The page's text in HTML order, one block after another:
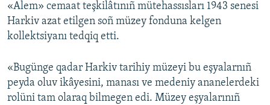
«Alem» cemaat teşkilâtınıñ mütehassısları 1943 senesi
Harkiv azat etilgen soñ müzey fonduna kelgen
kollektsiyanı tedqiq etti.
«Bugünge qadar Harkiv tarihiy müzeyi bu eşyalarnıñ
peyda oluv ikâyesini, manası ve medeniy ananelerdeki
rolüni tam olaraq bilmegen edi. Müzey eşyalarınıñ